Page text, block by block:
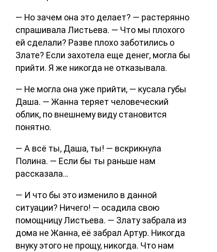
— Но зачем она это делает? — растерянно
спрашивала Листьева. — Что мы плохого
ей сделали? Разве плохо заботились о
Злате? Если захотела еще денег, могла бы
прийти. Я же никогда не отказывала.
— Не могла она уже прийти, — кусала губы
Даша. — Жанна теряет человеческий
облик, по внешнему виду становится
понятно.
— А всё ты, Даша, ты! — вскрикнула
Полина. — Если бы ты раньше нам
рассказала…
— И что бы это изменило в данной
ситуации? Ничего! — осадила свою
помощницу Листьева. — Злату забрала из
дома не Жанна, её забрал Артур. Никогда
внуку этого не прощу, никогда. Что нам